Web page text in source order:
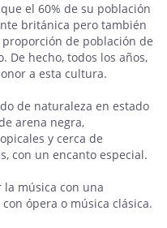
el 60% de su población
británica pero también
de población de
De hecho, todos los años,
a esta cultura.
de naturaleza en estado
arena negra,
y cerca de
con un encanto especial.
música con una
ópera o música clásica.